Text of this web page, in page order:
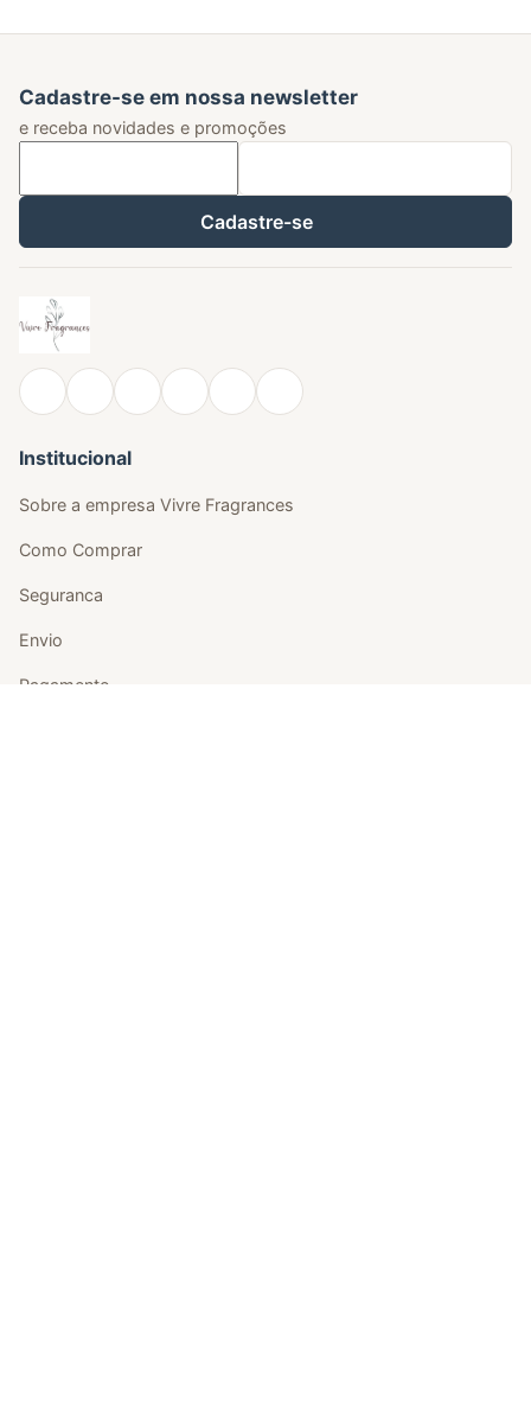
Cadastre-se em nossa newsletter
e receba novidades e promoções
Cadastre-se
Institucional
Sobre a empresa Vivre Fragrances
Como Comprar
Seguranca
Envio
Pagamento